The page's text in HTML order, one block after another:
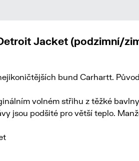
Jacket (podzimní/
bund Carhartt.
volném střihu z těžké bavlny
jsou podšité pro větší teplo.